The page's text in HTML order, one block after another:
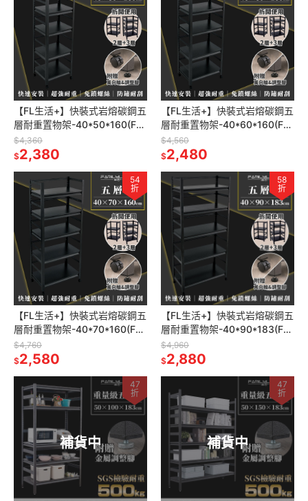
【FL生活+】快裝式岩熔碳鋼五
層耐重置物架-40*50*160(FL-
270)免螺絲 角鋼架 展示架 層
架 廚房層架 書
$4,360
$2,380
【FL生活+】快裝式岩熔碳鋼五
層耐重置物架-40*60*160(FL-
271)免螺絲 角鋼架 展示架 層
架 廚房層架 書
$4,560
$2,480
54
折
【FL生活+】快裝式岩熔碳鋼五
層耐重置物架-40*70*160(FL-
272)免螺絲 角鋼架 展示架 層
架 廚房層架 書
$4,760
$2,580
58
折
【FL生活+】快裝式岩熔碳鋼五
層耐重置物架-40*90*183(FL-
273)免螺絲 角鋼架 展示架 層
架 廚房層架 書
$4,960
$2,880
補貨中
47
折
補貨中
47
折